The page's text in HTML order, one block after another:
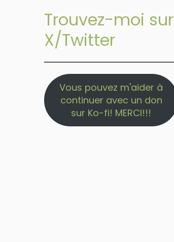
Trouvez-moi sur
X/Twitter
Vous pouvez m'aider à
continuer avec un don
sur Ko-fi! MERCI!!!